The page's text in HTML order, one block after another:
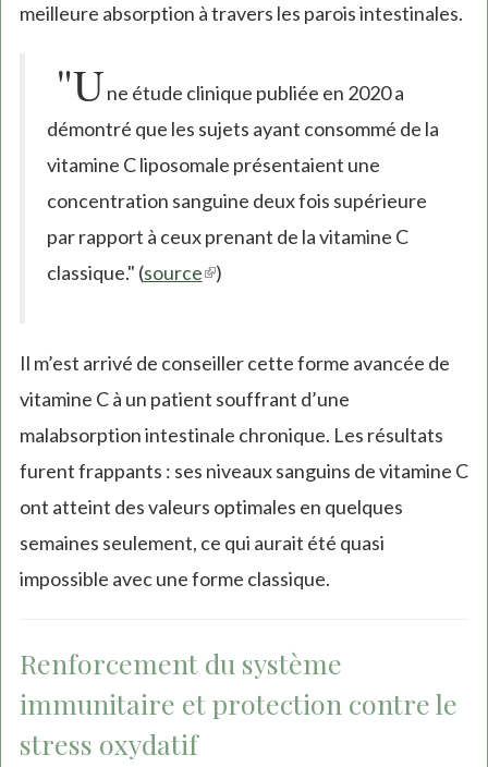
meilleure absorption à travers les parois intestinales.
"Une étude clinique publiée en 2020 a
démontré que les sujets ayant consommé de la
vitamine C liposomale présentaient une
concentration sanguine deux fois supérieure
par rapport à ceux prenant de la vitamine C
classique." (source(link
)
Il m’est arrivé de conseiller cette forme avancée de
vitamine C à un patient souffrant d’une
malabsorption intestinale chronique. Les résultats
furent frappants : ses niveaux sanguins de vitamine C
ont atteint des valeurs optimales en quelques
semaines seulement, ce qui aurait été quasi
impossible avec une forme classique.
Renforcement du système
immunitaire et protection contre le
stress oxydatif